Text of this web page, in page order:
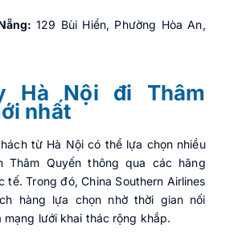
129 Bùi Hiển, Phường Hòa An,
Hà Nội đi Thâm
nhất
từ Hà Nội có thể lựa chọn nhiều
Thâm Quyến thông qua các hãng
tế. Trong đó, China Southern Airlines
hàng lựa chọn nhờ thời gian nối
mạng lưới khai thác rộng khắp.